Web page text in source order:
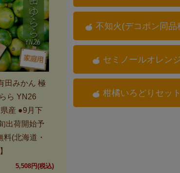
不知火(デコポン同品
セミノールオレン
柑橘いろどりセット
田みかん 極
ら YN26
産 ●9月下
出荷開始予
料(北海道・
5,508円(税込)